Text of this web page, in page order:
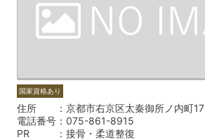
国家資格あり
住所
京都市右京区太秦御所ノ内町17
電話番号
075-861-8915
PR
接骨・柔道整復